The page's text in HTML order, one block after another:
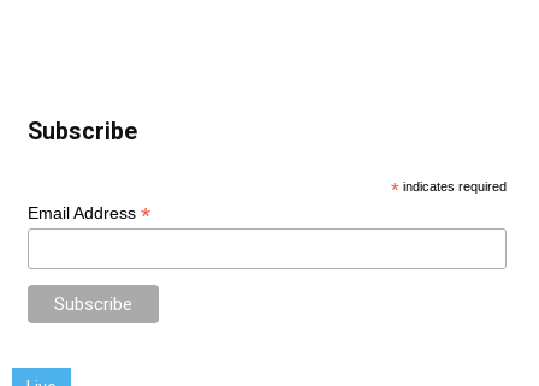
Subscribe
* indicates required
Email Address *